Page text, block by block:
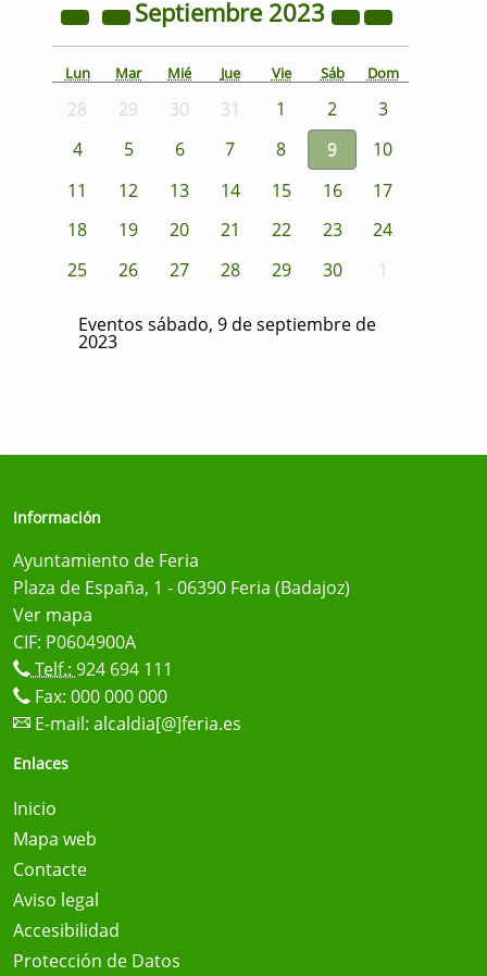
Septiembre 2023
Lun Mar Mié Jue Vie Sáb Dom
28 29 30 31 1 2
3
4
5 6 7 8 9
10
11
12 13 14 15 16
17
18
19 20 21 22 23
24
25
26 27 28 29 30 1
Eventos sábado, 9 de septiembre de
2023
Información
Ayuntamiento de Feria
Plaza de España, 1 - 06390 Feria (Badajoz)
Ver mapa
CIF: P0604900A
Telf.: 924 694 111
Fax: 000 000 000
E-mail: alcaldia[@]feria.es
Enlaces
Inicio
Mapa web
Contacte
Aviso legal
Accesibilidad
Protección de Datos